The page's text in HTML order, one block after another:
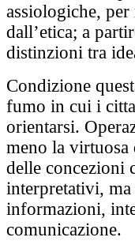
assiologiche,
dall’etica; a
distinzioni tra
Condizione
fumo in cui i
orientarsi.
meno la virtuosa
delle concezioni
interpretativi,
informazioni,
comunicazione.